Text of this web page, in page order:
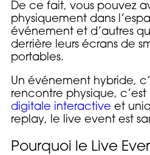
De ce fait, vous pouvez
physiquement dans
événement et d’autres
derrière leurs écrans de
portables.
Un événement hybride,
rencontre physique, c’est
digitale interactive et
replay, le live event est
Pourquoi le Live